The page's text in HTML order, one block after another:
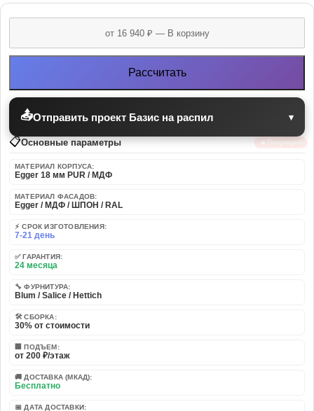
Рассчитать
📤Отправить проект Базис на распил ▾
📋Основные параметры 🔥 Популярно
МАТЕРИАЛ КОРПУСА:
Egger 18 мм PUR / МДФ
МАТЕРИАЛ ФАСАДОВ:
Egger / МДФ / ШПОН / RAL
⚡ СРОК ИЗГОТОВЛЕНИЯ:
7-21 день
✅ ГАРАНТИЯ:
24 месяца
🔧 ФУРНИТУРА:
Blum / Salice / Hettich
🛠️ СБОРКА:
30% от стоимости
🏢 ПОДЪЕМ:
от 200 ₽/этаж
🚚 ДОСТАВКА (МКАД):
Бесплатно
📅 ДАТА ДОСТАВКИ: